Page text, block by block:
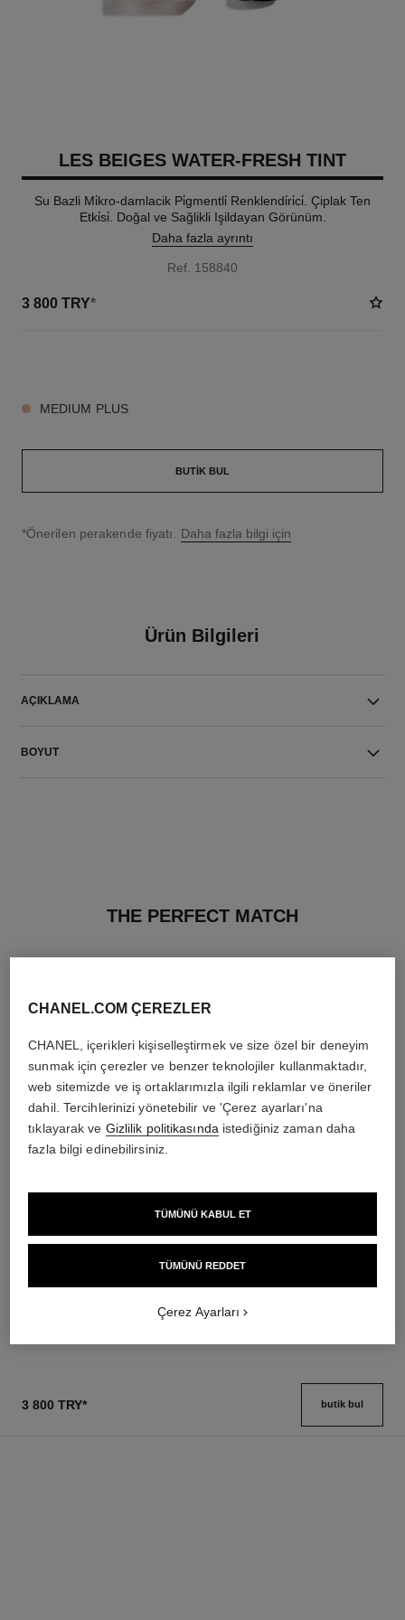
LES BEIGES WATER-FRESH TINT
Su Bazli Mi̇kro-damlacik Pi̇gmentli̇ Renklendi̇ri̇ci̇. Çiplak Ten
Etki̇si̇. Doğal ve Sağlikli Işildayan Görünüm.
Daha fazla ayrıntı
Ref. 158840
3 800 TRY*
MEDIUM PLUS
BUTIK BUL
↩
*Önerilen perakende fiyatı. Daha fazla bilgi için
Ürün Bilgileri
AÇIKLAMA
BOYUT
THE PERFECT MATCH
les beiges healthy glow sheer
powder
Ref. 185872
Hepsi̇ Bi̇r Arada Maskara:
Ref. 190010
Detayları görüntüle
3 800 TRY* butik bul
CHANEL.COM ÇEREZLER
CHANEL, içerikleri kişiselleştirmek ve size özel bir deneyim
sunmak için çerezler ve benzer teknolojiler kullanmaktadır,
web sitemizde ve iş ortaklarımızla ilgili reklamlar ve öneriler
dahil. Tercihlerinizi yönetebilir ve 'Çerez ayarları'na
tıklayarak ve Gizlilik politikasında istediğiniz zaman daha
fazla bilgi edinebilirsiniz.
TÜMÜNÜ REDDET
TÜMÜNÜ KABUL ET
Çerez Ayarları